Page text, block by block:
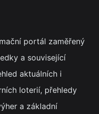
portál zaměřený
a související
aktuálních i
loterií, přehledy
a základní